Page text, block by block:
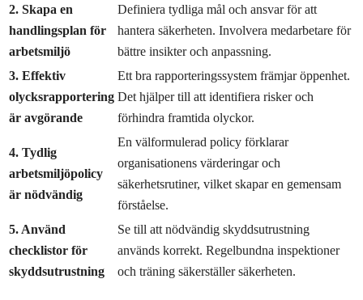
2. Skapa en
handlingsplan för
arbetsmiljö
Definiera tydliga mål och ansvar för att
hantera säkerheten. Involvera medarbetare för
bättre insikter och anpassning.
3. Effektiv
olycksrapportering
är avgörande
Ett bra rapporteringssystem främjar öppenhet.
Det hjälper till att identifiera risker och
förhindra framtida olyckor.
4. Tydlig
arbetsmiljöpolicy
är nödvändig
En välformulerad policy förklarar
organisationens värderingar och
säkerhetsrutiner, vilket skapar en gemensam
förståelse.
5. Använd
checklistor för
skyddsutrustning
Se till att nödvändig skyddsutrustning
används korrekt. Regelbundna inspektioner
och träning säkerställer säkerheten.